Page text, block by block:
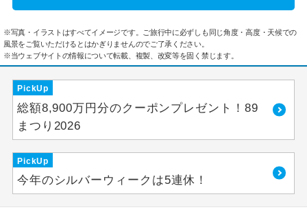
※写真・イラストはすべてイメージです。ご旅行中に必ずしも同じ角度・高度・天候での
風景をご覧いただけるとはかぎりませんのでご了承ください。
※当ウェブサイトの情報について転載、複製、改変等を固く禁じます。
PickUp
総額8,900万円分のクーポンプレゼント！89
まつり2026
PickUp
今年のシルバーウィークは5連休！